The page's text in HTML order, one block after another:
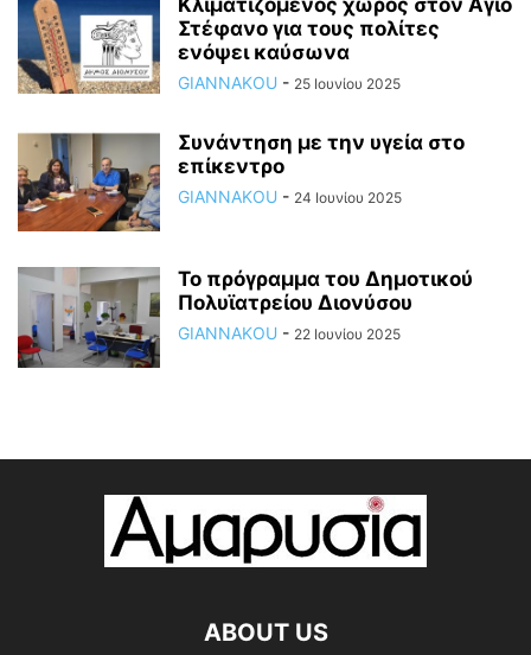
Κλιματιζόμενος χώρος στον Άγιο
Στέφανο για τους πολίτες
ενόψει καύσωνα
GIANNAKOU - 25 Ιουνίου 2025
Συνάντηση με την υγεία στο
επίκεντρο
GIANNAKOU - 24 Ιουνίου 2025
To πρόγραμμα του Δημοτικού
Πολυϊατρείου Διονύσου
GIANNAKOU - 22 Ιουνίου 2025
ABOUT US